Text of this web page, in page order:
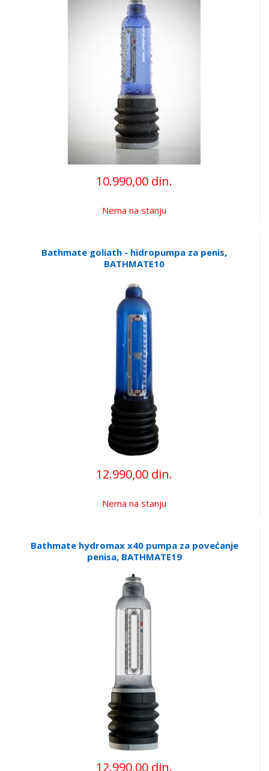
10.990,00 din.
Nema na stanju
Bathmate goliath - hidropumpa za penis,
BATHMATE10
12.990,00 din.
Nema na stanju
Bathmate hydromax x40 pumpa za povećanje
penisa, BATHMATE19
12.990,00 din.